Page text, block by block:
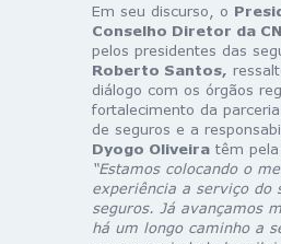
Em seu discurso, o
Conselho Diretor da
pelos presidentes das
Roberto Santos,
diálogo com os órgãos
fortalecimento da
de seguros e a
Dyogo Oliveira têm
“Estamos colocando o
experiência a serviço do
seguros. Já avançamos
há um longo caminho a